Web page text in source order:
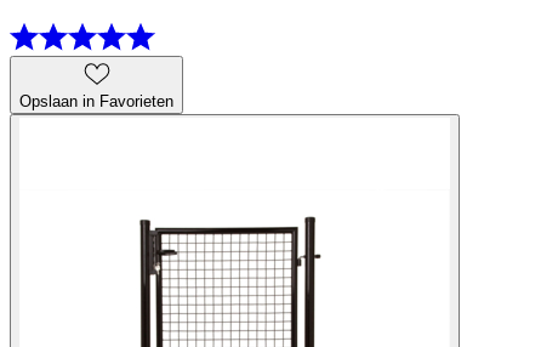
Opslaan in Favorieten